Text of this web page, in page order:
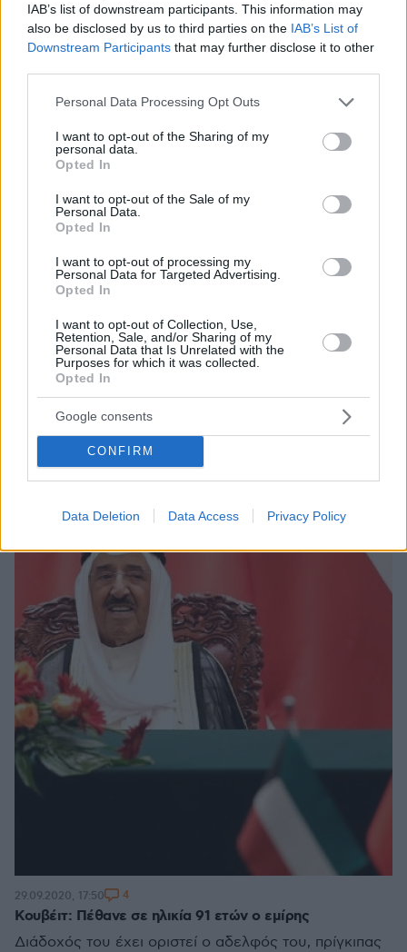
IAB’s list of downstream participants. This information may
also be disclosed by us to third parties on the IAB’s List of
Downstream Participants that may further disclose it to other
Please note that this website/app uses one or more Google
not limited to your visit or usage behaviour. You may click to
grant or deny consent to Google and its third-party tags to
use your data for below specified purposes in below Google
consent section.
Personal Data Processing Opt Outs
I want to opt-out of the Sharing of my
personal data.
Opted In
I want to opt-out of the Sale of my
Personal Data.
Opted In
I want to opt-out of processing my
Personal Data for Targeted Advertising.
Opted In
I want to opt-out of Collection, Use,
Retention, Sale, and/or Sharing of my
Personal Data that Is Unrelated with the
Purposes for which it was collected.
Opted In
Google consents
CONFIRM
Data Deletion Data Access Privacy Policy
Με πλούσιο ανθρωπιστικό έργο ο εμίρης του Κουβέιτ
που πέθανε σε ηλικία 91 ετών
Ο εμίρης Σαμπάχ Αλ-Άχμαντ Αλ-Σαμπάχ είχε
βραβευτεί για το ανθρωπιστικό του έργο και για την
προώθηση της Ειρήνης - Διάδοχός του ορίστηκε ο
αδελφός του σεΐχης Νάουαφ αλ-Άχμαντ αλ-Σαμπάχ
29.09.2020, 21:28 4
Κουβέιτ: Πέθανε σε ηλικία 91 ετών ο εμίρης
Διάδοχός του έχει οριστεί ο αδελφός του, πρίγκιπας
29.09.2020, 17:50 4